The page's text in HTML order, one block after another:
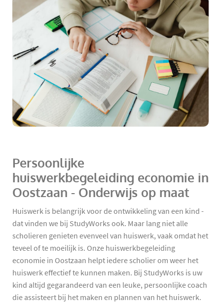
Persoonlijke
huiswerkbegeleiding economie in
Oostzaan - Onderwijs op maat
Huiswerk is belangrijk voor de ontwikkeling van een kind -
dat vinden we bij StudyWorks ook. Maar lang niet alle
scholieren genieten evenveel van huiswerk, vaak omdat het
teveel of te moeilijk is. Onze huiswerkbegeleiding
economie in Oostzaan helpt iedere scholier om weer het
huiswerk effectief te kunnen maken. Bij StudyWorks is uw
kind altijd gegarandeerd van een leuke, persoonlijke coach
die assisteert bij het maken en plannen van het huiswerk.